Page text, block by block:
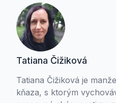
Tatiana Čižiková
Tatiana Čižiková je
kňaza, s ktorým